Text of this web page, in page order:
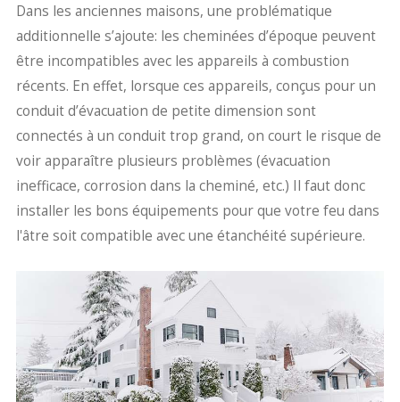
Dans les anciennes maisons, une problématique
additionnelle s’ajoute: les cheminées d’époque peuvent
être incompatibles avec les appareils à combustion
récents. En effet, lorsque ces appareils, conçus pour un
conduit d’évacuation de petite dimension sont
connectés à un conduit trop grand, on court le risque de
voir apparaître plusieurs problèmes (évacuation
inefficace, corrosion dans la cheminé, etc.) Il faut donc
installer les bons équipements pour que votre feu dans
l'âtre soit compatible avec une étanchéité supérieure.